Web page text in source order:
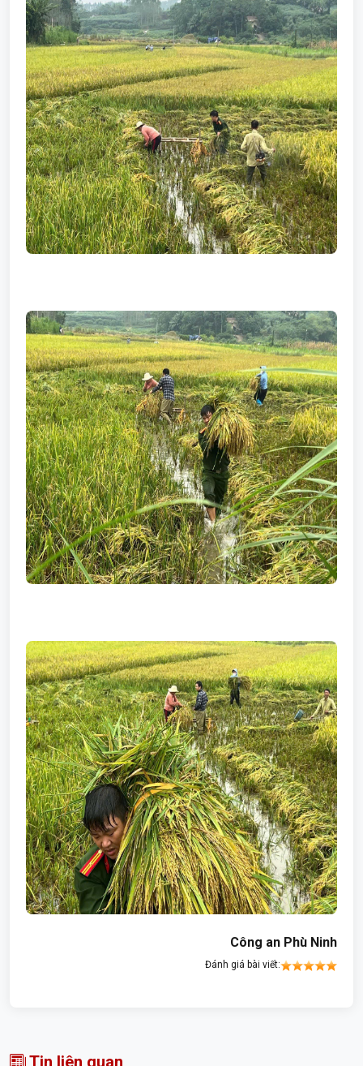
Công an Phù Ninh
Đánh giá bài viết:
Tin liên quan